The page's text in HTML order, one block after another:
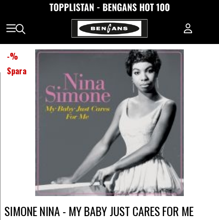
-%
Spara
SIMONE NINA - MY BABY JUST CARES FOR ME